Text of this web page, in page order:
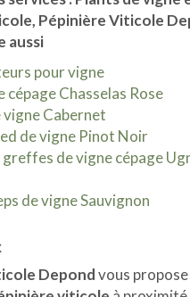
, Pépinière Viticole
aussi
pour vigne
cépage Chasselas Rose
vigne Cabernet
de vigne Pinot Noir
de vigne cépage
de vigne Sauvignon
Depondvous propose